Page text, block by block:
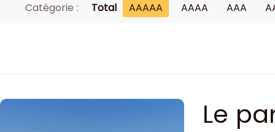
Catégorie : Total AAAAA AAAA AAA
Le